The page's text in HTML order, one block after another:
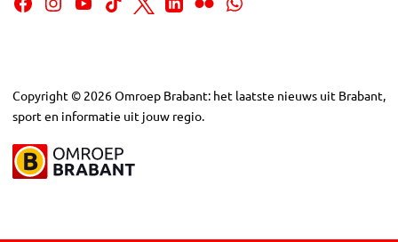
Copyright © 2026Omroep Brabant: het laatste nieuws uit Brabant,
sport en informatie uit jouw regio.